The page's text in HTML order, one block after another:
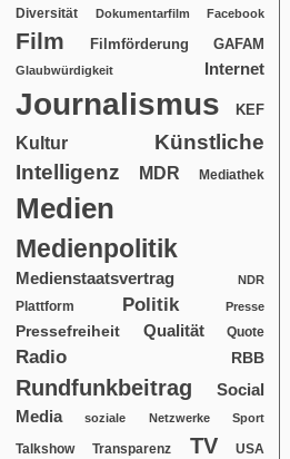
Diversität Dokumentarfilm Facebook
Film Filmförderung GAFAM
Glaubwürdigkeit Internet
Journalismus KEF
Kultur
Künstliche
Intelligenz
MDR Mediathek
Medien
Medienpolitik
Medienstaatsvertrag NDR
Plattform Politik Presse
Pressefreiheit Qualität Quote
Radio RBB
Rundfunkbeitrag
Social
Media
soziale Netzwerke Sport
Talkshow Transparenz TV USA